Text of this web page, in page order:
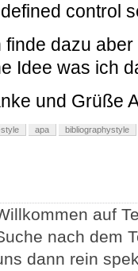
control
finde dazu
Idee was ich
und Grüße
apa bibliographystyle
auf
nach dem
dann rein